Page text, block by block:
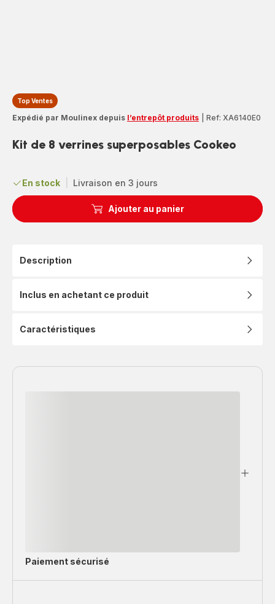
Top Ventes
Expédié par Moulinex depuis l’entrepôt produits Ref: XA6140E0
Kit de 8 verrines superposables Cookeo
En stock Livraison en 3 jours
Ajouter au panier
Description
Inclus en achetant ce produit
Caractéristiques
Paiement sécurisé